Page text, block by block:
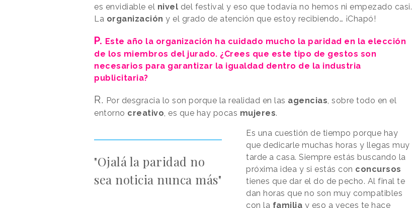
es envidiable el nivel del festival y eso que todavía no hemos ni empezado casi.
La organización y el grado de atención que estoy recibiendo… ¡Chapó!
P. Este año la organización ha cuidado mucho la paridad en la elección
de los miembros del jurado. ¿Crees que este tipo de gestos son
necesarios para garantizar la igualdad dentro de la industria
publicitaria?
R. Por desgracia lo son porque la realidad en las agencias , sobre todo en el
entorno creativo , es que hay pocas mujeres.
"Ojalá la paridad no
sea noticia nunca más"
Es una cuestión de tiempo porque hay
que dedicarle muchas horas y llegas muy
tarde a casa. Siempre estás buscando la
próxima idea y si estás con concursos
tienes que dar el do de pecho. Al final te
dan horas que no son muy compatibles
con la familia y eso a veces te hace